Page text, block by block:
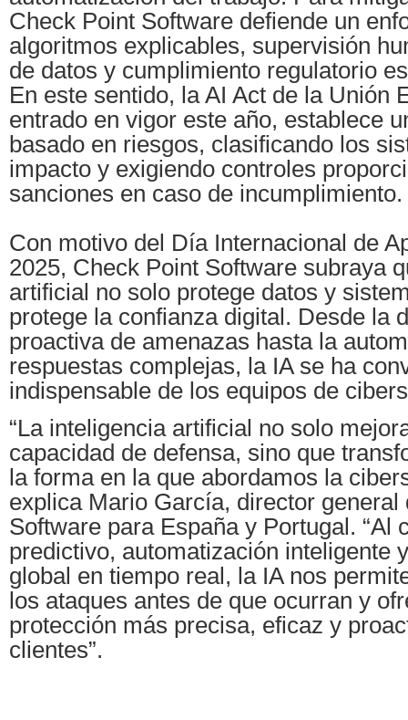
Check Point Software defiende un
algoritmos explicables, supervisión
de datos y cumplimiento regulatorio
En este sentido, la AI Act de la Unión
entrado en vigor este año, establece
basado en riesgos, clasificando los
impacto y exigiendo controles
sanciones en caso de incumplimiento.
Con motivo del Día Internacional de
2025, Check Point Software subraya
artificial no solo protege datos y
protege la confianza digital. Desde la
proactiva de amenazas hasta la
respuestas complejas, la IA se ha
indispensable de los equipos de
“La inteligencia artificial no solo
capacidad de defensa, sino que
la forma en la que abordamos la
explica Mario García, director general
Software para España y Portugal. “Al
predictivo, automatización inteligente
global en tiempo real, la IA nos
los ataques antes de que ocurran y
protección más precisa, eficaz y
clientes”.